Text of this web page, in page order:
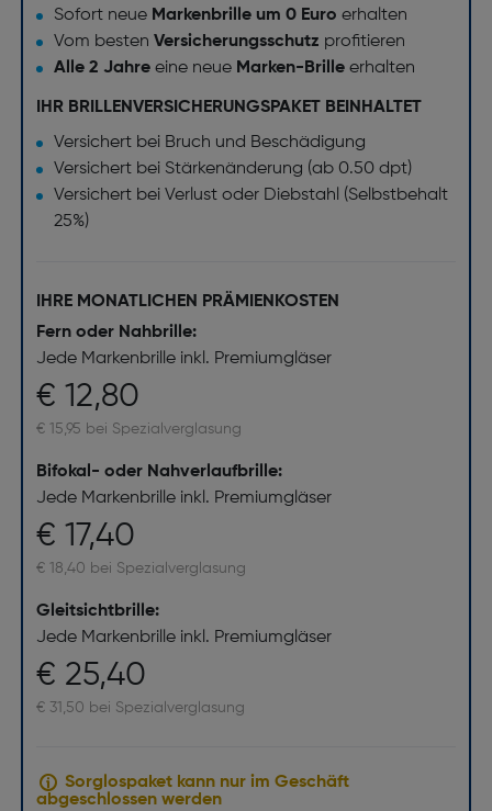
Sofort neue Markenbrille um 0 Euro erhalten
Vom besten Versicherungsschutz profitieren
Alle 2 Jahreeine neue Marken-Brille erhalten
IHR BRILLENVERSICHERUNGSPAKET BEINHALTET
Versichert bei Bruch und Beschädigung
Versichert bei Stärkenänderung (ab 0.50 dpt)
Versichert bei Verlust oder Diebstahl (Selbstbehalt
25%)
IHRE MONATLICHEN PRÄMIENKOSTEN
Fern oder Nahbrille:
Jede Markenbrille inkl. Premiumgläser
€ 12,80
€ 15,95 bei Spezialverglasung
Bifokal- oder Nahverlaufbrille:
Jede Markenbrille inkl. Premiumgläser
€ 17,40
€ 18,40 bei Spezialverglasung
Gleitsichtbrille:
Jede Markenbrille inkl. Premiumgläser
€ 25,40
€ 31,50 bei Spezialverglasung
Sorglospaket kann nur im Geschäft
abgeschlossen werden